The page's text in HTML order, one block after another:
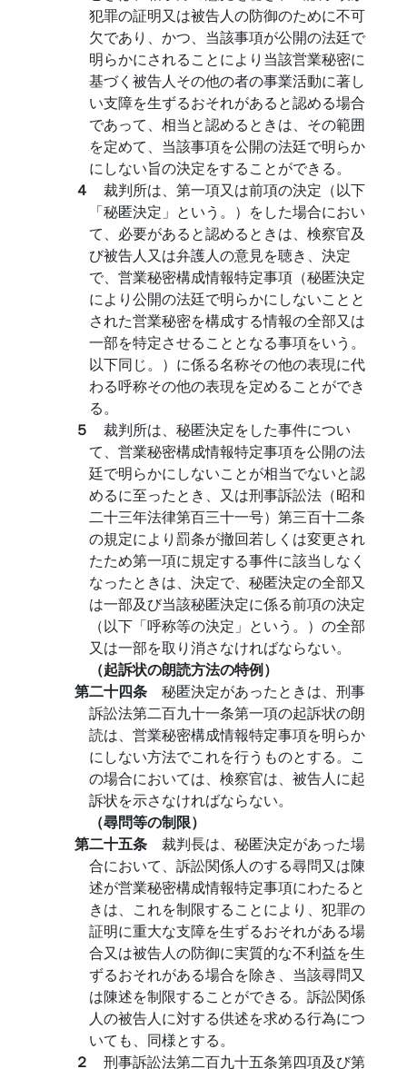
犯罪の証明又は被告人の防御のために不可
欠であり、かつ、当該事項が公開の法廷で
明らかにされることにより当該営業秘密に
基づく被告人その他の者の事業活動に著し
い支障を生ずるおそれがあると認める場合
であって、相当と認めるときは、その範囲
を定めて、当該事項を公開の法廷で明らか
にしない旨の決定をすることができる。
４ 裁判所は、第一項又は前項の決定（以下
「秘匿決定」という。）をした場合におい
て、必要があると認めるときは、検察官及
び被告人又は弁護人の意見を聴き、決定
で、営業秘密構成情報特定事項（秘匿決定
により公開の法廷で明らかにしないことと
された営業秘密を構成する情報の全部又は
一部を特定させることとなる事項をいう。
以下同じ。）に係る名称その他の表現に代
わる呼称その他の表現を定めることができ
る。
５ 裁判所は、秘匿決定をした事件につい
て、営業秘密構成情報特定事項を公開の法
廷で明らかにしないことが相当でないと認
めるに至ったとき、又は刑事訴訟法（昭和
二十三年法律第百三十一号）第三百十二条
の規定により罰条が撤回若しくは変更され
たため第一項に規定する事件に該当しなく
なったときは、決定で、秘匿決定の全部又
は一部及び当該秘匿決定に係る前項の決定
（以下「呼称等の決定」という。）の全部
又は一部を取り消さなければならない。
（起訴状の朗読方法の特例）
第二十四条 秘匿決定があったときは、刑事
訴訟法第二百九十一条第一項の起訴状の朗
読は、営業秘密構成情報特定事項を明らか
にしない方法でこれを行うものとする。こ
の場合においては、検察官は、被告人に起
訴状を示さなければならない。
（尋問等の制限）
第二十五条 裁判長は、秘匿決定があった場
合において、訴訟関係人のする尋問又は陳
述が営業秘密構成情報特定事項にわたると
きは、これを制限することにより、犯罪の
証明に重大な支障を生ずるおそれがある場
合又は被告人の防御に実質的な不利益を生
ずるおそれがある場合を除き、当該尋問又
は陳述を制限することができる。訴訟関係
人の被告人に対する供述を求める行為につ
いても、同様とする。
２ 刑事訴訟法第二百九十五条第四項及び第